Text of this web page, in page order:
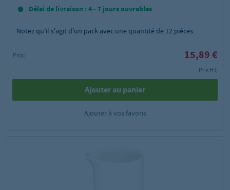
Délai de livraison : 4 - 7 jours ouvrables
Notez qu'il s'agit d'un pack avec une quantité de 12 pièces.
Prix: 15,89 €
Prix HT,
Ajouter au panier
Ajouter à vos favoris